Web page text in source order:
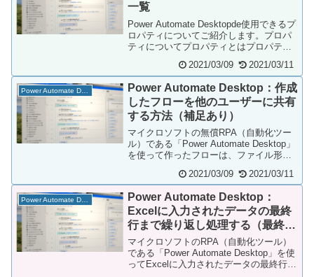
一覧
Power Automate Desktopde使用できるプ
ロパティについてご紹介します。プロパ
ティについてプロパティとはプロパティ
2021/03/09 2021/03/11
Power Automate Desktop
Power Automate Desktop：作成
したフローを他のユーザーに共有
する方法（補足あり）
マイクロソフトの無償RPA（自動化ツー
ル）である「Power Automate Desktop」
を使って作ったフローは、ファイル形式
2021/03/09 2021/03/11
Power Automate Desktop
Power Automate Desktop：
Excelに入力されたデータの最終
行まで繰り返し処理する（最終
行、最終列を自動的に検出する）
マイクロソフトのRPA（自動化ツール）
である「Power Automate Desktop」を使
ってExcelに入力されたデータの最終行を